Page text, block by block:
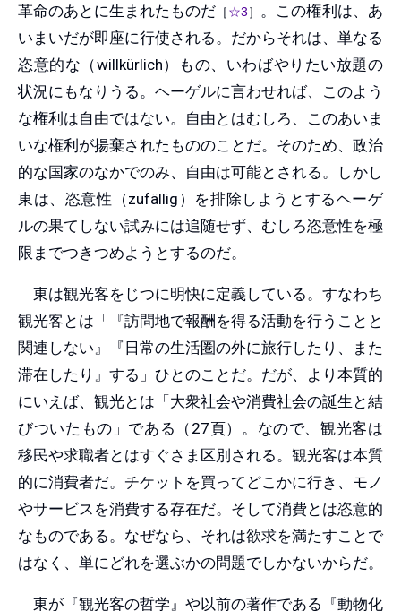
革命のあとに生まれたものだ ［ ☆3 ］
。この権利は、あ
いまいだが即座に行使される。だからそれは、単なる
恣意的な（willkürlich）もの、いわばやりたい放題の
状況にもなりうる。ヘーゲルに言わせれば、このよう
な権利は自由ではない。自由とはむしろ、このあいま
いな権利が揚棄されたもののことだ。そのため、政治
的な国家のなかでのみ、自由は可能とされる。しかし
東は、恣意性（zufällig）を排除しようとするヘーゲ
ルの果てしない試みには追随せず、むしろ恣意性を極
限までつきつめようとするのだ。
東は観光客をじつに明快に定義している。すなわち
観光客とは「『訪問地で報酬を得る活動を行うことと
関連しない』『日常の生活圏の外に旅行したり、また
滞在したり』する」ひとのことだ。だが、より本質的
にいえば、観光とは「大衆社会や消費社会の誕生と結
びついたもの」である（27頁）。なので、観光客は
移民や求職者とはすぐさま区別される。観光客は本質
的に消費者だ。チケットを買ってどこかに行き、モノ
やサービスを消費する存在だ。そして消費とは恣意的
なものである。なぜなら、それは欲求を満たすことで
はなく、単にどれを選ぶかの問題でしかないからだ。
東が『観光客の哲学』や以前の著作である『動物化